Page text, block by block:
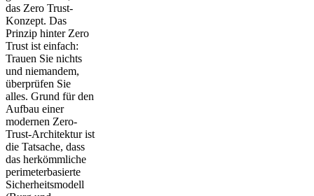
das Zero Trust-
Konzept. Das
Prinzip hinter Zero
Trust ist einfach:
Trauen Sie nichts
und niemandem,
überprüfen Sie
alles. Grund für den
Aufbau einer
modernen Zero-
Trust-Architektur ist
die Tatsache, dass
das herkömmliche
perimeterbasierte
Sicherheitsmodell